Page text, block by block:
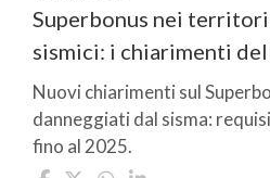
Superbonus nei
sismici: i chiarimenti
Nuovi chiarimenti sul
danneggiati dal sisma:
fino al 2025.